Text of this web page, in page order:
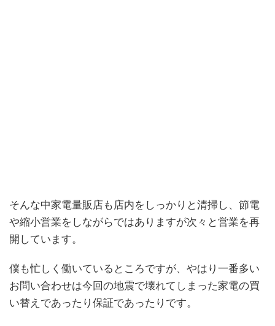
そんな中家電量販店も店内をしっかりと清掃し、節電
や縮小営業をしながらではありますが次々と営業を再
開しています。
僕も忙しく働いているところですが、やはり一番多い
お問い合わせは今回の地震で壊れてしまった家電の買
い替えであったり保証であったりです。